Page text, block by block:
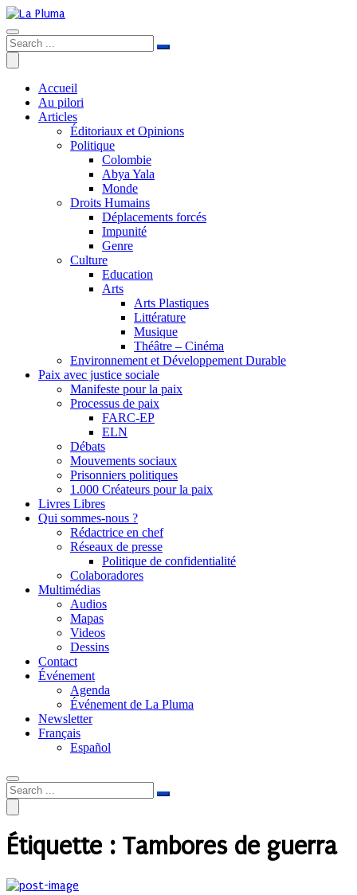
Accueil
Au pilori
Articles
Éditoriaux et Opinions
Politique
Colombie
Abya Yala
Monde
Droits Humains
Déplacements forcés
Impunité
Genre
Culture
Education
Arts
Arts Plastiques
Littérature
Musique
Théâtre – Cinéma
Environnement et Développement Durable
Paix avec justice sociale
Manifeste pour la paix
Processus de paix
FARC-EP
ELN
Débats
Mouvements sociaux
Prisonniers politiques
1.000 Créateurs pour la paix
Livres Libres
Qui sommes-nous ?
Rédactrice en chef
Réseaux de presse
Politique de confidentialité
Colaboradores
Multimédias
Audios
Mapas
Videos
Dessins
Contact
Événement
Agenda
Événement de La Pluma
Newsletter
Français
Español
Étiquette : Tambores de guerra